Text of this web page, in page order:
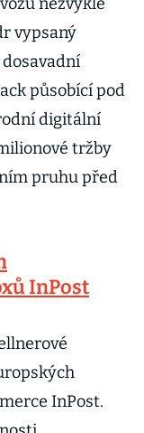
vypsaný
působící pod
digitální
tržby
pruhu před
InPost
InPost.